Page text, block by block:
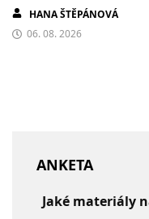
HANA ŠTĚPÁNOVÁ
06. 08. 2026
ANKETA
Jaké materiály